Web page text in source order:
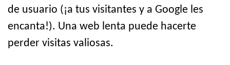
de usuario (¡a tus visitantes y a Google les
encanta!). Una web lenta puede hacerte
perder visitas valiosas.